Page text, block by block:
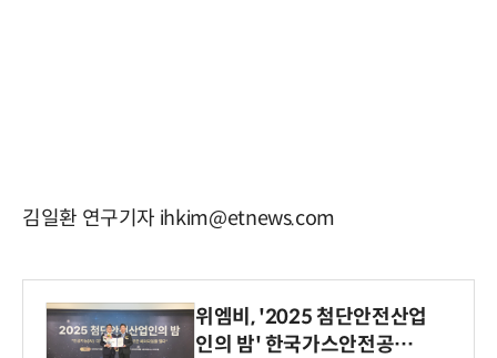
김일환 연구기자 ihkim@etnews.com
위엠비, '2025 첨단안전산업
인의 밤' 한국가스안전공사